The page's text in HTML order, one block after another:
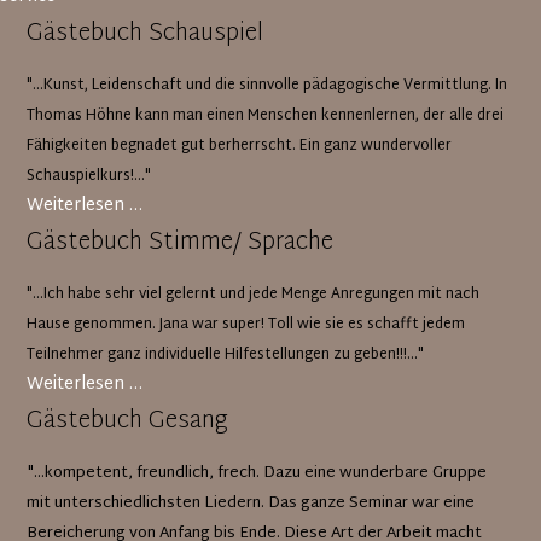
Gästebuch Schauspiel
"...Kunst, Leidenschaft und die sinnvolle pädagogische Vermittlung. In
Thomas Höhne kann man einen Menschen kennenlernen, der alle drei
Fähigkeiten begnadet gut berherrscht. Ein ganz wundervoller
Schauspielkurs!..."
Weiterlesen …
Schauspiel
Gästebuch Stimme/ Sprache
"...Ich habe sehr viel gelernt und jede Menge Anregungen mit nach
Hause genommen. Jana war super! Toll wie sie es schafft jedem
Teilnehmer ganz individuelle Hilfestellungen zu geben!!!..."
Weiterlesen …
Stimme/
Gästebuch Gesang
"...kompetent, freundlich, frech. Dazu eine wunderbare Gruppe
mit unterschiedlichsten Liedern. Das ganze Seminar war eine
Bereicherung von Anfang bis Ende. Diese Art der Arbeit macht